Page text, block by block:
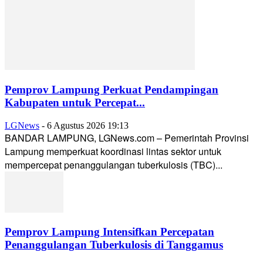
Pemprov Lampung Perkuat Pendampingan
Kabupaten untuk Percepat...
LGNews - 6 Agustus 2026 19:13
BANDAR LAMPUNG, LGNews.com – Pemerintah Provinsi
Lampung memperkuat koordinasi lintas sektor untuk
mempercepat penanggulangan tuberkulosis (TBC)...
Pemprov Lampung Intensifkan Percepatan
Penanggulangan Tuberkulosis di Tanggamus